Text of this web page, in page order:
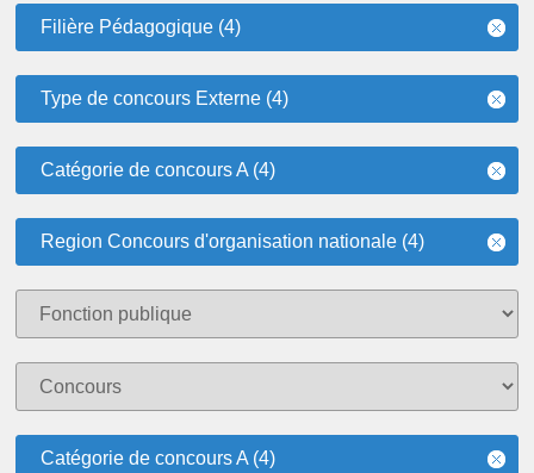
Filière Pédagogique (4)
Type de concours Externe (4)
Catégorie de concours A (4)
Region Concours d'organisation nationale (4)
Catégorie de concours A (4)